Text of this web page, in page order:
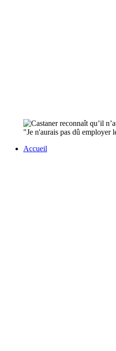
"Je n'aurais pas dû employer
Accueil